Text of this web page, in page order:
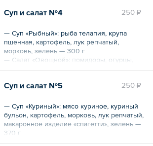
консервированный, укроп, майонез — 150 г
Общий вес – 450 г
250 ₽
Суп и салат №4
— Суп «Рыбный»: рыба телапия, крупа
пшенная, картофель, лук репчатый,
морковь, зелень — 300 г
— Салат «Овощной»: помидоры, огурцы,
китайская капуста, укроп — 150 г
Общий вес – 450 г
250 ₽
Суп и салат №5
— Суп «Куриный»: мясо куриное, куриный
бульон, картофель, морковь, лук репчатый,
макаронное изделие «спагетти», зелень —
370 г
— Салат «Грибной»: картофель, грибы,